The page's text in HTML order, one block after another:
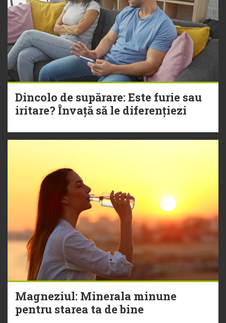
Dincolo de supărare: Este furie sau
iritare? Învață să le diferențiezi
Magneziul: Minerala minune
pentru starea ta de bine